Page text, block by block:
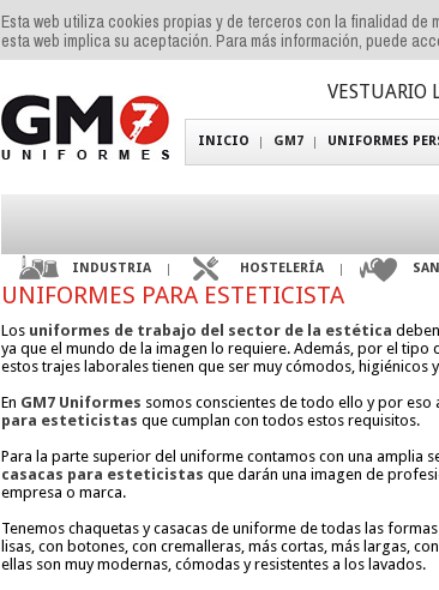
Esta web utiliza cookies propias y de terceros con la finalidad de
esta web implica su aceptación. Para más información, puede
VESTUARIO
INICIO GM7 UNIFORMES
INDUSTRIA HOSTELERÍA
UNIFORMES PARA ESTETICISTA
Los uniformes de trabajo del sector de la estética
ya que el mundo de la imagen lo requiere. Además, por el tipo
estos trajes laborales tienen que ser muy cómodos, higiénicos
En GM7 Uniformes somos conscientes de todo ello y por
para esteticistas que cumplan con todos estos requisitos.
Para la parte superior del uniforme contamos con una amplia
casacas para esteticistas que darán una imagen de
empresa o marca.
Tenemos chaquetas y casacas de uniforme de todas las
lisas, con botones, con cremalleras, más cortas, más largas,
ellas son muy modernas, cómodas y resistentes a los lavados.